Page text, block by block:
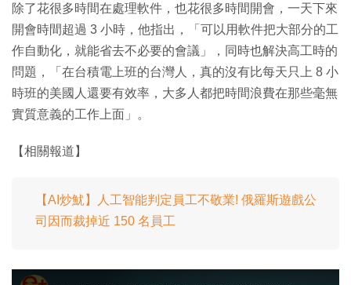
除了花很多時間在處理軟件，也花很多時間開會，一天下來
開會時間超過 3 小時，他指出，「可以用軟件把大部分的工
作自動化，就能省去不必要的會議」，同時也解決高工時的
問題，「在台積電上班的台灣人，真的沒有比每天只上 8 小
時班的美國人還要有效率，大多人都把時間浪費在那些毫無
實質意義的工作上面」。
【相關報道】
【AI炒魷】人工智能判定員工不敬業! 俄羅斯遊戲公
司因而裁掉近 150 名員工